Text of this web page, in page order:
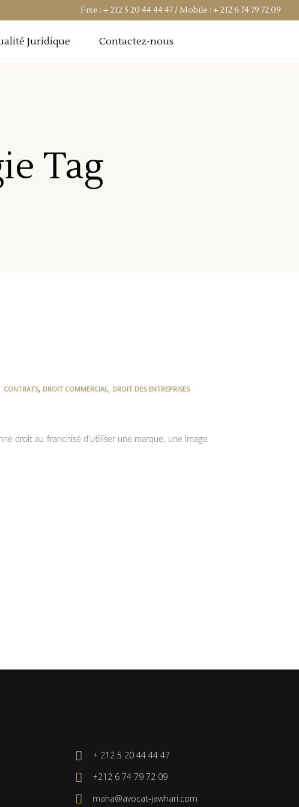
Fixe : + 212 5 20 44 44 47/ Mobile : + 212 6 74 79 72 09
Juridique Contactez-nous
Tag
CONTRATS, DROIT COMMERCIAL, DROIT DES ENTREPRISES
droit au franchisé d’utiliser une marque, une image
+ 212 5 20 44 44 47
+212 6 74 79 72 09
maha@avocat-jawhari.com